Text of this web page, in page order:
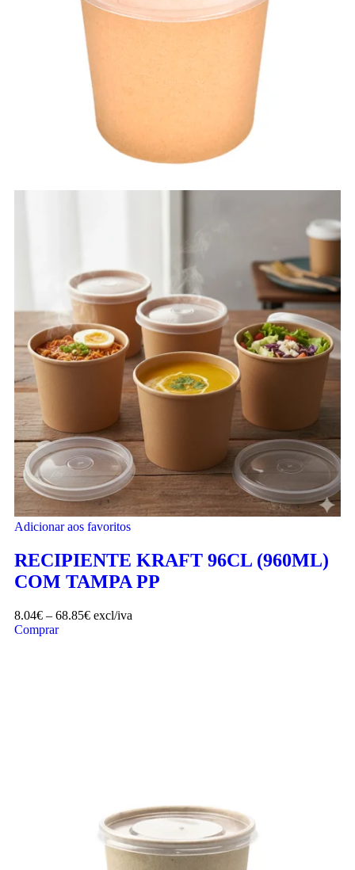
Adicionar aos favoritos
RECIPIENTE KRAFT 96CL (960ML)
COM TAMPA PP
8.04€ – 68.85€ excl/iva
Comprar